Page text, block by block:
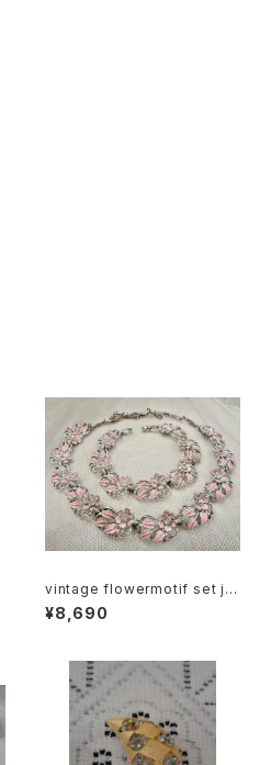
vintage flowermotif set je
welry フラワーモチーフ ネック
レス&ブレスレットセット
¥8,690